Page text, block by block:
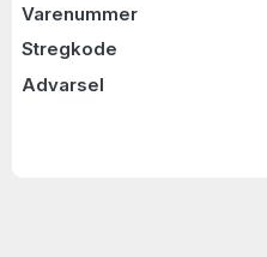
Varenummer
Stregkode
Advarsel